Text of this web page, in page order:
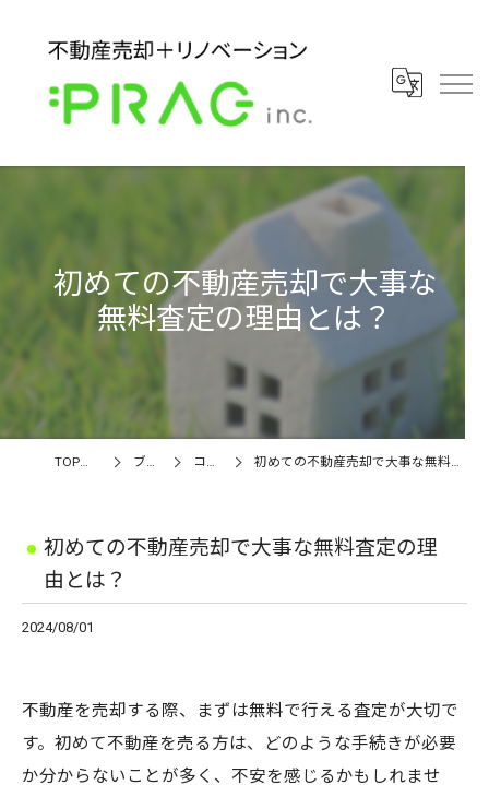
初めての不動産売却で大事な
無料査定の理由とは？
TOPページ ブログ コラム 初めての不動産売却で大事な無料査定の理由とは？
初めての不動産売却で大事な無料査定の理
由とは？
2024/08/01
不動産を売却する際、まずは無料で行える査定が大切で
す。初めて不動産を売る方は、どのような手続きが必要
か分からないことが多く、不安を感じるかもしれませ